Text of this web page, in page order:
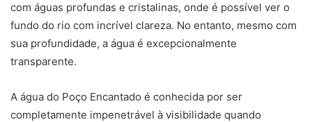
com águas profundas e cristalinas, onde é possível ver o
fundo do rio com incrível clareza. No entanto, mesmo com
sua profundidade, a água é excepcionalmente
transparente.
A água do Poço Encantado é conhecida por ser
completamente impenetrável à visibilidade quando